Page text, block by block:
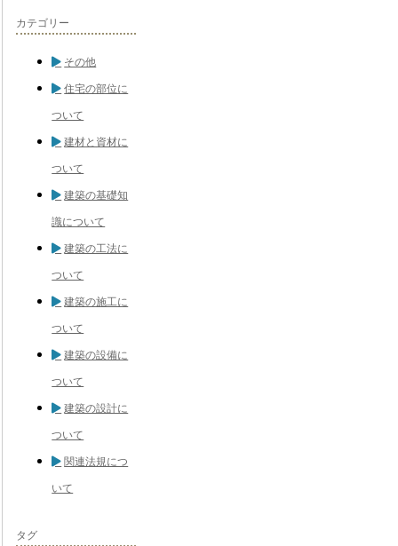
カテゴリー
その他
住宅の部位に
ついて
建材と資材に
ついて
建築の基礎知
識について
建築の工法に
ついて
建築の施工に
ついて
建築の設備に
ついて
建築の設計に
ついて
関連法規につ
いて
タグ